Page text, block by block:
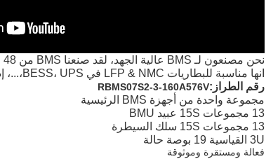
نحن مصنعون لـ BMS عالية الجهد، لقد صنعنا BMS من 48 فولت إلى 1000 فولت مع حل هيكلي ثلاثي المستويات
انها مناسبة للبطاريات LFP & NMC في BESS، UPS،...، إذا كنت مهتمة يرجى لا تتردد في الاتصال بي بحرية.
رقم الطراز:RBMS07S2-3-160A576V
مجموعة واحدة من أجهزة BMS الرئيسية
13 مجموعات 15S عبيد BMU
13 مجموعات 15S سلك السيطرة
3U القياسية 19 بوصة حالة
فعالة ومستقرة وموثوقة